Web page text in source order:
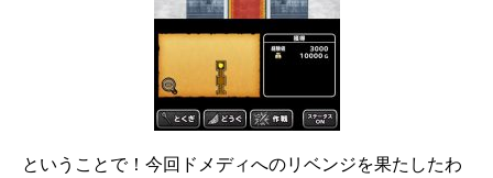
ということで！今回ドメディへのリベンジを果たしたわ